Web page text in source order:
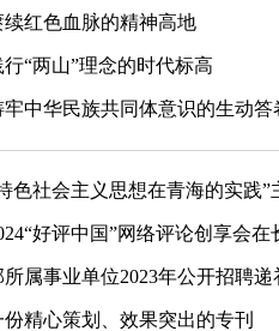
红色血脉的精神高地
“两山”理念的时代标高
中华民族共同体意识的生动答
好评中国”网络评论创享会在
份精心策划、效果突出的专刊